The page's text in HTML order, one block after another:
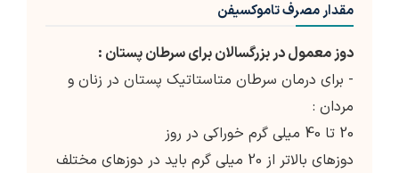
مقدار مصرف تاموکسیفن
دوز معمول در بزرگسالان برای سرطان پستان :
- برای درمان سرطان متاستاتیک پستان در زنان و
مردان :
20 تا 40 میلی گرم خوراکی در روز
دوزهای بالاتر از 20 میلی گرم باید در دوزهای مختلف